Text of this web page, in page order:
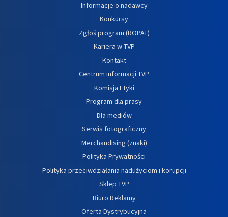
Informacje o nadawcy
Konkursy
Zgłoś program (ROPAT)
Kariera w TVP
Kontakt
Centrum informacji TVP
Komisja Etyki
Program dla prasy
Dla mediów
Serwis fotograficzny
Merchandising (znaki)
Polityka Prywatności
Polityka przeciwdziałania nadużyciom i korupcji
Sklep TVP
Biuro Reklamy
Oferta Dystrybucyjna